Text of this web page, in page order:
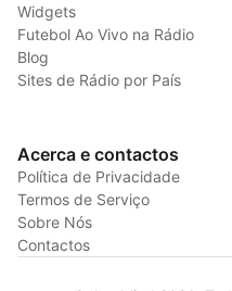
Widgets
Futebol Ao Vivo na Rádio
Blog
Sites de Rádio por País
Acerca e contactos
Política de Privacidade
Termos de Serviço
Sobre Nós
Contactos